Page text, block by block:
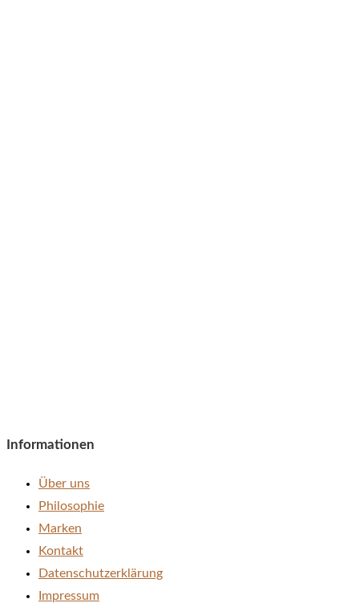
Informationen
Über uns
Philosophie
Marken
Kontakt
Datenschutzerklärung
Impressum